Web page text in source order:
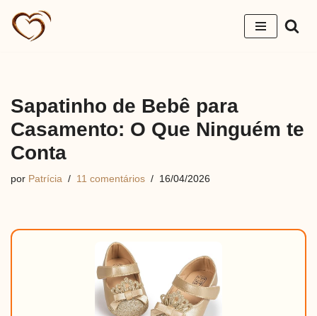
Pular
Sapatinho de Bebê para
Casamento: O Que Ninguém te
Conta
por Patrícia 11 comentários 16/04/2026